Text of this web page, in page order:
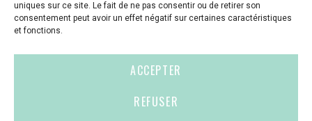
uniques sur ce site. Le fait de ne pas consentir ou de retirer son
consentement peut avoir un effet négatif sur certaines caractéristiques
et fonctions.
ACCEPTER
REFUSER
01 87 20 30 90
violences-sexuelles-culture@audiens.org